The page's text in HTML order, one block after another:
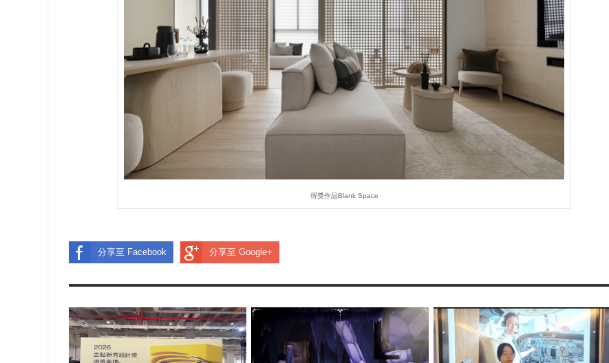
得獎作品Blank Space
分享至 Facebook 分享至 Google+